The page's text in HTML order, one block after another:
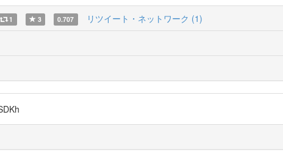
1 3 0.707 リツイート・ネットワーク (1)